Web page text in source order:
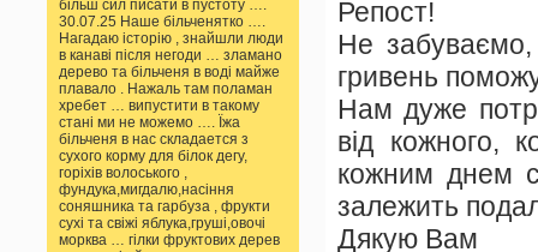
більш сил писати в пустоту ….
30.07.25 Наше більченятко ….
Нагадаю історію , знайшли люди
в канаві після негоди … зламано
дерево та більченя в воді майже
плавало . Нажаль там поламан
хребет … випустити в такому
стані ми не можемо …. Їжа
більченя в нас складается з
сухого корму для білок дегу,
горіхів волоського ,
фундука,мигдалю,насіння
соняшника та гарбуза , фрукти
сухі та свіжі яблука,груші,овочі
морква … гілки фруктових дерев
Репост!
Не
гривень
Нам дуже
від кожного,
кожним днем
залежить
Дякую Вам